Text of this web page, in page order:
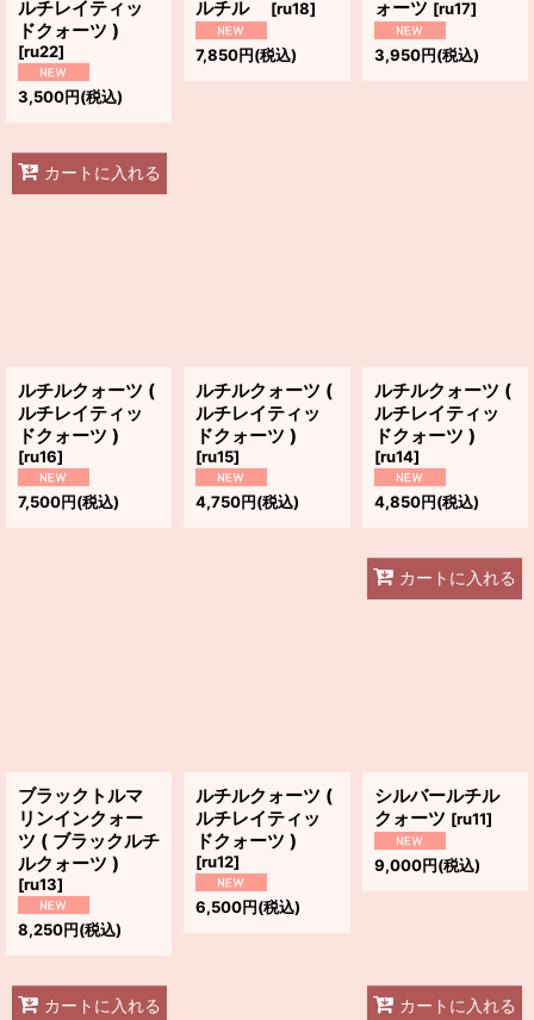
ルチレイティッ
ドクォーツ )
[ru22]
3,500円(税込)
カートに入れる
ルチル
[ru18]
7,850円(税込)
ォーツ [ru17]
3,950円(税込)
ルチルクォーツ (
ルチレイティッ
ドクォーツ )
[ru16]
7,500円(税込)
ルチルクォーツ (
ルチレイティッ
ドクォーツ )
[ru15]
4,750円(税込)
ルチルクォーツ (
ルチレイティッ
ドクォーツ )
[ru14]
4,850円(税込)
カートに入れる
ブラックトルマ
リンインクォー
ツ ( ブラックルチ
ルクォーツ )
[ru13]
8,250円(税込)
カートに入れる
ルチルクォーツ (
ルチレイティッ
ドクォーツ )
[ru12]
6,500円(税込)
シルバールチル
クォーツ [ru11]
9,000円(税込)
カートに入れる